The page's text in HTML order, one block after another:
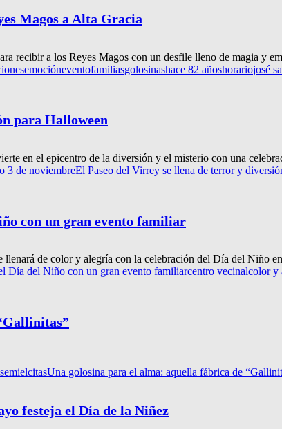
Magos a Alta Gracia
recibir a los Reyes Magos con un desfile lleno de magia y
emocióneventofamiliasgolosinashace 82 añoshorariojosé
para Halloween
en el epicentro de la diversión y el misterio con una
3 de noviembreEl Paseo del Virrey se llena de terror y
con un gran evento familiar
de color y alegría con la celebración del Día del Niño
Día del Niño con un gran evento familiarcentro vecinalcolor y
mielcitasUna golosina para el alma: aquella fábrica de
festeja el Día de la Niñez